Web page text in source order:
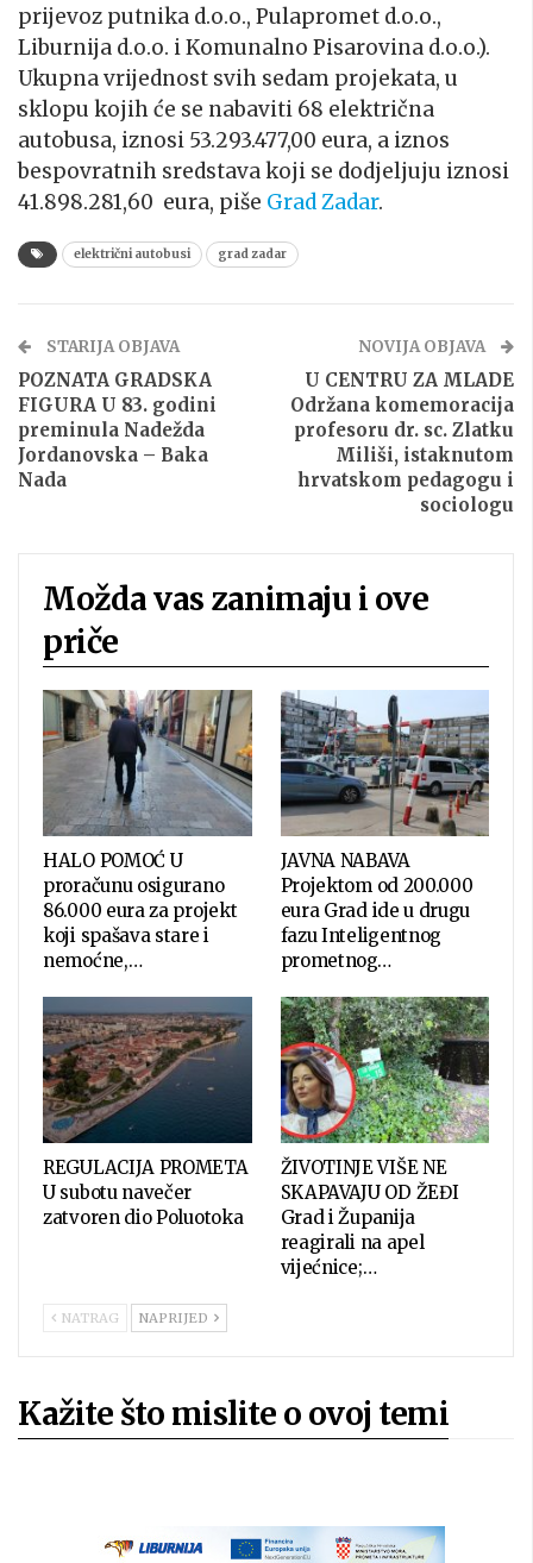
prijevoz putnika d.o.o., Pulapromet d.o.o.,
Liburnija d.o.o. i Komunalno Pisarovina d.o.o.).
Ukupna vrijednost svih sedam projekata, u
sklopu kojih će se nabaviti 68 električna
autobusa, iznosi 53.293.477,00 eura, a iznos
bespovratnih sredstava koji se dodjeljuju iznosi
41.898.281,60 eura, piše Grad Zadar.
električni autobusi grad zadar
STARIJA OBJAVA
POZNATA GRADSKA
FIGURA U 83. godini
preminula Nadežda
Jordanovska – Baka
Nada
NOVIJA OBJAVA
U CENTRU ZA MLADE
Održana komemoracija
profesoru dr. sc. Zlatku
Miliši, istaknutom
hrvatskom pedagogu i
sociologu
Možda vas zanimaju i ove
priče
HALO POMOĆ U
proračunu osigurano
86.000 eura za projekt
koji spašava stare i
nemoćne,…
JAVNA NABAVA
Projektom od 200.000
eura Grad ide u drugu
fazu Inteligentnog
prometnog…
REGULACIJA PROMETA
U subotu navečer
zatvoren dio Poluotoka
ŽIVOTINJE VIŠE NE
SKAPAVAJU OD ŽEĐI
Grad i Županija
reagirali na apel
vijećnice;…
NATRAG NAPRIJED
Kažite što mislite o ovoj temi